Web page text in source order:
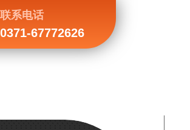
联系电话
0371-67772626